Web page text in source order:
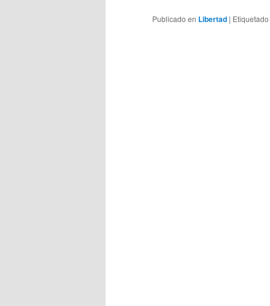
Publicado en Libertad | Etiquetado